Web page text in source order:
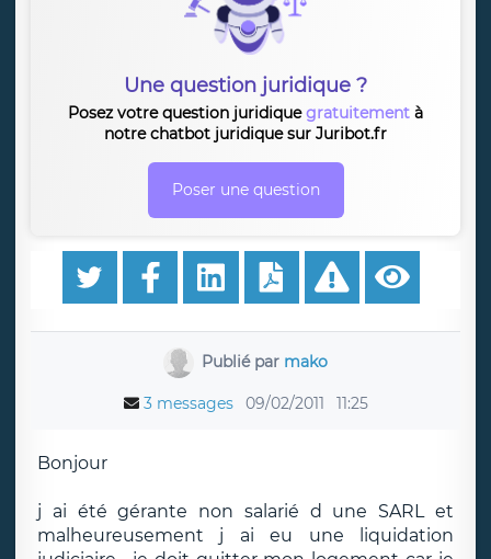
Une question juridique ?
Posez votre question juridiquegratuitement à
notre chatbot juridique sur Juribot.fr
Poser une question
Publié par mako
3 messages 09/02/2011 11:25
Bonjour
j ai été gérante non salarié d une SARL et
malheureusement j ai eu une liquidation